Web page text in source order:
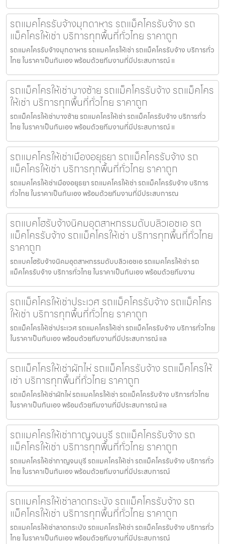
รถแมคโครรับจ้างมุกดาหาร รถแม็คโครรับจ้าง รถ
แม็คโครให้เช่า บริการทุกพื้นที่ทั่วไทย ราคาถูก
รถแมคโครรับจ้างมุกดาหาร รถแมคโครให้เช่า รถแม็คโครรับจ้าง บริการทั่ว
ไทย ในราคาเป็นกันเอง พร้อมด้วยทีมงานที่มีประสบการณ์ แ
รถแม็คโครให้เช่าบางซ้าย รถแม็คโครรับจ้าง รถแม็คโคร
ให้เช่า บริการทุกพื้นที่ทั่วไทย ราคาถูก
รถแม็คโครให้เช่าบางซ้าย รถแมคโครให้เช่า รถแม็คโครรับจ้าง บริการทั่ว
ไทย ในราคาเป็นกันเอง พร้อมด้วยทีมงานที่มีประสบการณ์ แ
รถแมคโครให้เช่าเมืองอยุธยา รถแม็คโครรับจ้าง รถ
แม็คโครให้เช่า บริการทุกพื้นที่ทั่วไทย ราคาถูก
รถแมคโครให้เช่าเมืองอยุธยา รถแมคโครให้เช่า รถแม็คโครรับจ้าง บริการ
ทั่วไทย ในราคาเป็นกันเอง พร้อมด้วยทีมงานที่มีประสบการณ
รถแบคโฮรับจ้างนิคมอุตสาหกรรมดับบลิวเอชเอ รถ
แม็คโครรับจ้าง รถแม็คโครให้เช่า บริการทุกพื้นที่ทั่วไทย
ราคาถูก
รถแบคโฮรับจ้างนิคมอุตสาหกรรมดับบลิวเอชเอ รถแมคโครให้เช่า รถ
แม็คโครรับจ้าง บริการทั่วไทย ในราคาเป็นกันเอง พร้อมด้วยทีมงาน
รถแม็คโครให้เช่าประเวศ รถแม็คโครรับจ้าง รถแม็คโคร
ให้เช่า บริการทุกพื้นที่ทั่วไทย ราคาถูก
รถแม็คโครให้เช่าประเวศ รถแมคโครให้เช่า รถแม็คโครรับจ้าง บริการทั่วไทย
ในราคาเป็นกันเอง พร้อมด้วยทีมงานที่มีประสบการณ์ แล
รถแม็คโครให้เช่าผักไห่ รถแม็คโครรับจ้าง รถแม็คโครให้
เช่า บริการทุกพื้นที่ทั่วไทย ราคาถูก
รถแม็คโครให้เช่าผักไห่ รถแมคโครให้เช่า รถแม็คโครรับจ้าง บริการทั่วไทย
ในราคาเป็นกันเอง พร้อมด้วยทีมงานที่มีประสบการณ์ แล
รถแมคโครให้เช่ากาญจนบุรี รถแม็คโครรับจ้าง รถ
แม็คโครให้เช่า บริการทุกพื้นที่ทั่วไทย ราคาถูก
รถแมคโครให้เช่ากาญจนบุรี รถแมคโครให้เช่า รถแม็คโครรับจ้าง บริการทั่ว
ไทย ในราคาเป็นกันเอง พร้อมด้วยทีมงานที่มีประสบการณ์
รถแมคโครให้เช่าลาดกระบัง รถแม็คโครรับจ้าง รถ
แม็คโครให้เช่า บริการทุกพื้นที่ทั่วไทย ราคาถูก
รถแมคโครให้เช่าลาดกระบัง รถแมคโครให้เช่า รถแม็คโครรับจ้าง บริการทั่ว
ไทย ในราคาเป็นกันเอง พร้อมด้วยทีมงานที่มีประสบการณ์